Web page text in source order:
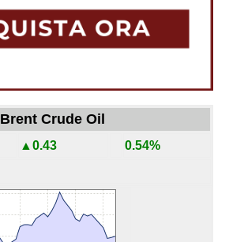
Brent Crude Oil
▲0.43 0.54%